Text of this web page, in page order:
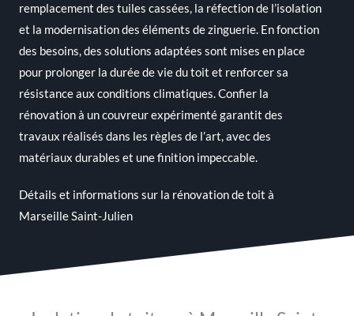
remplacement des tuiles cassées, la réfection de l’isolation
et la modernisation des éléments de zinguerie. En fonction
des besoins, des solutions adaptées sont mises en place
pour prolonger la durée de vie du toit et renforcer sa
résistance aux conditions climatiques. Confier la
rénovation à un couvreur expérimenté garantit des
travaux réalisés dans les règles de l’art, avec des
matériaux durables et une finition impeccable.
Détails et informations sur la rénovation de toit à
Marseille Saint-Julien